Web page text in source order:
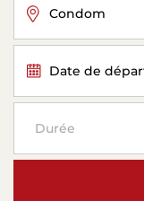
Condom
Date de
Durée